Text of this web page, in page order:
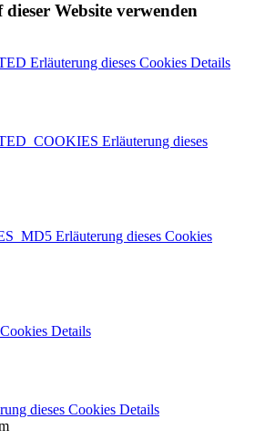
Website verwenden
Erläuterung dieses Cookies Details
Erläuterung dieses
Erläuterung dieses Cookies
Details
dieses Cookies Details